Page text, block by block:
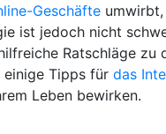
Geschäfte
ist jedoch nicht
Ratschläge zu
einige Tipps für das
Leben bewirken.